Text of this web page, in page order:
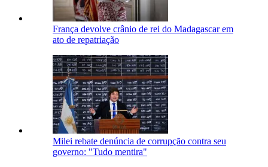
França devolve crânio de rei do Madagascar em
ato de repatriação
Milei rebate denúncia de corrupção contra seu
governo: "Tudo mentira"